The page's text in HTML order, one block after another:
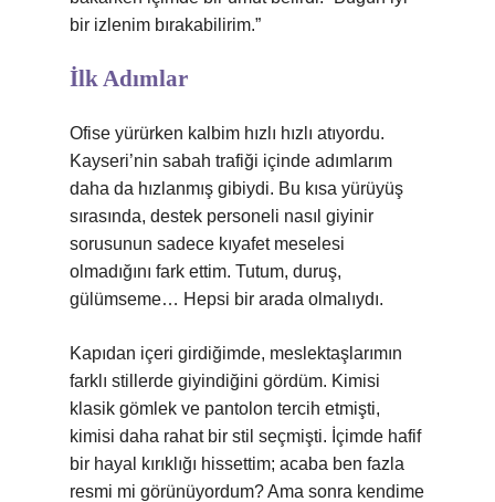
bir izlenim bırakabilirim.”
İlk Adımlar
Ofise yürürken kalbim hızlı hızlı atıyordu.
Kayseri’nin sabah trafiği içinde adımlarım
daha da hızlanmış gibiydi. Bu kısa yürüyüş
sırasında, destek personeli nasıl giyinir
sorusunun sadece kıyafet meselesi
olmadığını fark ettim. Tutum, duruş,
gülümseme… Hepsi bir arada olmalıydı.
Kapıdan içeri girdiğimde, meslektaşlarımın
farklı stillerde giyindiğini gördüm. Kimisi
klasik gömlek ve pantolon tercih etmişti,
kimisi daha rahat bir stil seçmişti. İçimde hafif
bir hayal kırıklığı hissettim; acaba ben fazla
resmi mi görünüyordum? Ama sonra kendime